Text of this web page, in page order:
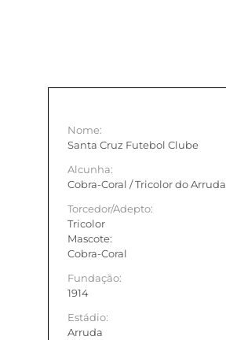
Nome:
Santa Cruz Futebol Clube
Alcunha:
Cobra-Coral / Tricolor do Arruda
Torcedor/Adepto:
Tricolor
Mascote:
Cobra-Coral
Fundação:
1914
Estádio:
Arruda